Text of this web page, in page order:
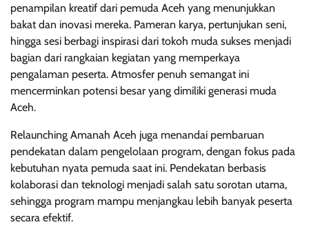
penampilan kreatif dari pemuda Aceh yang menunjukkan
bakat dan inovasi mereka. Pameran karya, pertunjukan seni,
hingga sesi berbagi inspirasi dari tokoh muda sukses menjadi
bagian dari rangkaian kegiatan yang memperkaya
pengalaman peserta. Atmosfer penuh semangat ini
mencerminkan potensi besar yang dimiliki generasi muda
Aceh.
Relaunching Amanah Aceh juga menandai pembaruan
pendekatan dalam pengelolaan program, dengan fokus pada
kebutuhan nyata pemuda saat ini. Pendekatan berbasis
kolaborasi dan teknologi menjadi salah satu sorotan utama,
sehingga program mampu menjangkau lebih banyak peserta
secara efektif.